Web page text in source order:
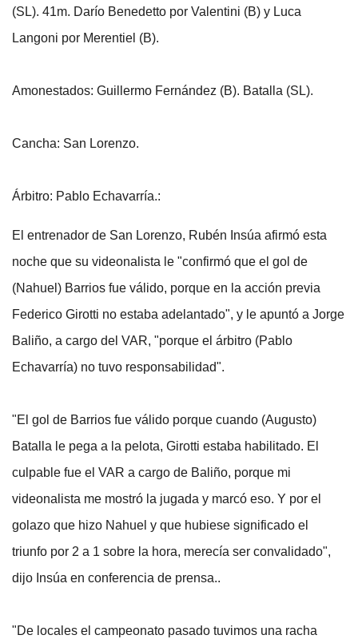
(SL). 41m. Darío Benedetto por Valentini (B) y Luca
Langoni por Merentiel (B).
Amonestados: Guillermo Fernández (B). Batalla (SL).
Cancha: San Lorenzo.
Árbitro: Pablo Echavarría.:
El entrenador de San Lorenzo, Rubén Insúa afirmó esta
noche que su videonalista le "confirmó que el gol de
(Nahuel) Barrios fue válido, porque en la acción previa
Federico Girotti no estaba adelantado", y le apuntó a Jorge
Baliño, a cargo del VAR, "porque el árbitro (Pablo
Echavarría) no tuvo responsabilidad".
"El gol de Barrios fue válido porque cuando (Augusto)
Batalla le pega a la pelota, Girotti estaba habilitado. El
culpable fue el VAR a cargo de Baliño, porque mi
videonalista me mostró la jugada y marcó eso. Y por el
golazo que hizo Nahuel y que hubiese significado el
triunfo por 2 a 1 sobre la hora, merecía ser convalidado",
dijo Insúa en conferencia de prensa..
"De locales el campeonato pasado tuvimos una racha